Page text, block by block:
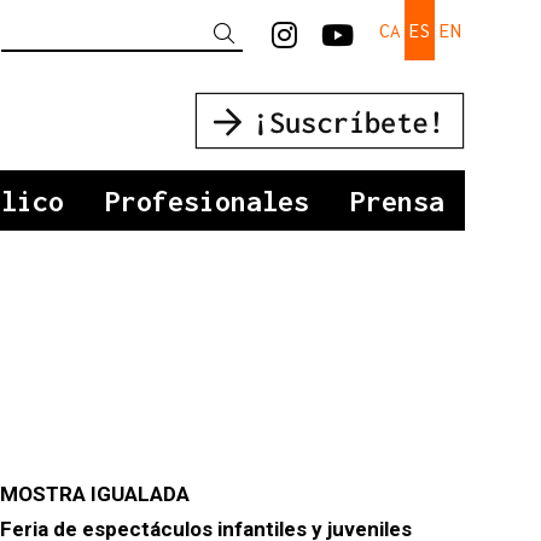
CA ES EN
Link a instagram
Link a
Buscar
Profesionales Prensa
MOSTRA IGUALADA
Feria de espectáculos infantiles y juveniles